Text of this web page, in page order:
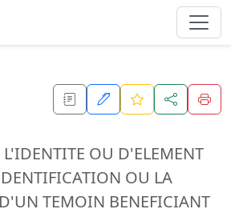
L'IDENTITE OU D'ELEMENT
OU LA
TEMOIN BENEFICIANT